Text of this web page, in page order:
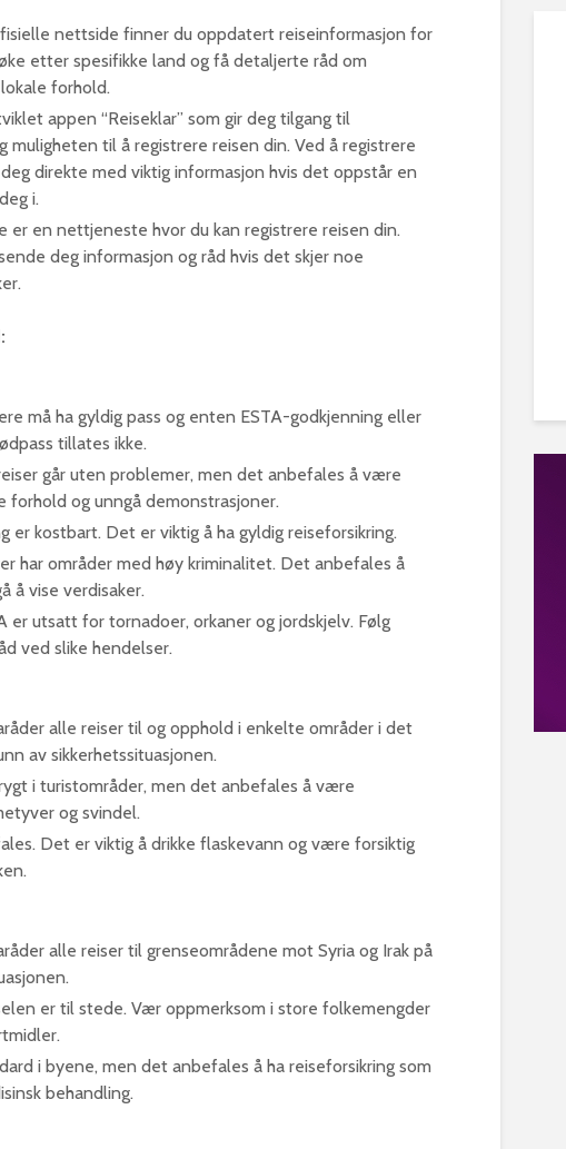
nettside finner du oppdatert reiseinformasjon for
etter spesifikke land og få detaljerte råd om
forhold.​
appen “Reiseklar” som gir deg tilgang til
muligheten til å registrere reisen din. Ved å registrere
direkte med viktig informasjon hvis det oppstår en
i.​
er en nettjeneste hvor du kan registrere reisen din.
deg informasjon og råd hvis det skjer noe
må ha gyldig pass og enten ESTA-godkjenning eller
tillates ikke.
går uten problemer, men det anbefales å være
forhold og unngå demonstrasjoner.
er kostbart. Det er viktig å ha gyldig reiseforsikring.
har områder med høy kriminalitet. Det anbefales å
å vise verdisaker.
er utsatt for tornadoer, orkaner og jordskjelv. Følg
ved slike hendelser.
alle reiser til og opphold i enkelte områder i det
av sikkerhetssituasjonen.
i turistområder, men det anbefales å være
og svindel.
Det er viktig å drikke flaskevann og være forsiktig
alle reiser til grenseområdene mot Syria og Irak på
er til stede. Vær oppmerksom i store folkemengder
i byene, men det anbefales å ha reiseforsikring som
behandling.​
om bagasjeregler på
Gardermoen
Shuttlebuss på Gardermoen: Alt du
Dr dropin gardermoen​
trenger å vite
Transport test